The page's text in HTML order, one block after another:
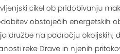
cikel ob pridobivanju
obstoječih energetskih
družbe na področju okoljskih,
reke Drave in njenih